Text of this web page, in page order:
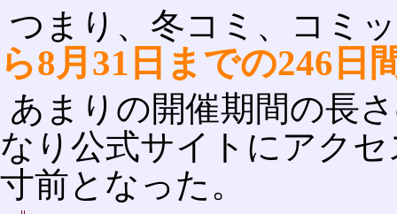
つまり、冬コミ、コミ
ら8月31日までの246日
あまりの開催期間の長
なり公式サイトにアク
寸前となった。